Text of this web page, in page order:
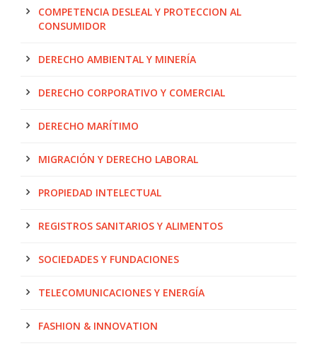
COMPETENCIA DESLEAL Y PROTECCION AL
CONSUMIDOR
DERECHO AMBIENTAL Y MINERÍA
DERECHO CORPORATIVO Y COMERCIAL
DERECHO MARÍTIMO
MIGRACIÓN Y DERECHO LABORAL
PROPIEDAD INTELECTUAL
REGISTROS SANITARIOS Y ALIMENTOS
SOCIEDADES Y FUNDACIONES
TELECOMUNICACIONES Y ENERGÍA
FASHION & INNOVATION